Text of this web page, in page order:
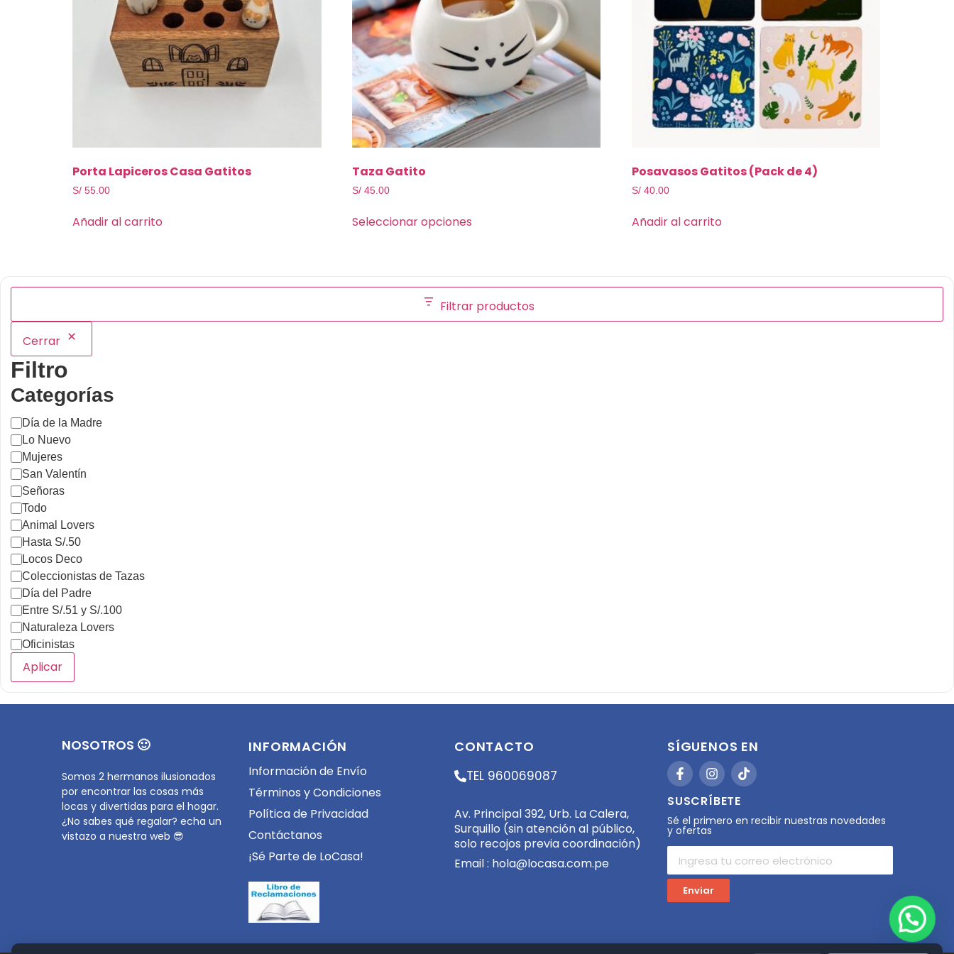
Porta Lapiceros Casa Gatitos
S/ 55.00
Añadir al carrito
Taza Gatito
S/45.00
Seleccionar opciones
Posavasos Gatitos (Pack de 4)
S/40.00
Añadir al carrito
Filtrar productos
Cerrar
Filtro
Categorías
Día de la Madre
Lo Nuevo
Mujeres
San Valentín
Señoras
Todo
Animal Lovers
Hasta S/.50
Locos Deco
Coleccionistas de Tazas
Día del Padre
Entre S/.51 y S/.100
Naturaleza Lovers
Oficinistas
Aplicar
NOSOTROS 🙂
Somos 2 hermanos ilusionados
por encontrar las cosas más
locas y divertidas para el hogar.
¿No sabes qué regalar? echa un
vistazo a nuestra web 😎
INFORMACIÓN
Información de Envío
Términos y Condiciones
Política de Privacidad
Contáctanos
¡Sé Parte de LoCasa!
CONTACTO
TEL 960069087
Av. Principal 392, Urb. La Calera,
Surquillo (sin atención al público,
solo recojos previa coordinación)
Email : hola@locasa.com.pe
SÍGUENOS EN
SUSCRÍBETE
Sé el primero en recibir nuestras novedades
y ofertas
Enviar